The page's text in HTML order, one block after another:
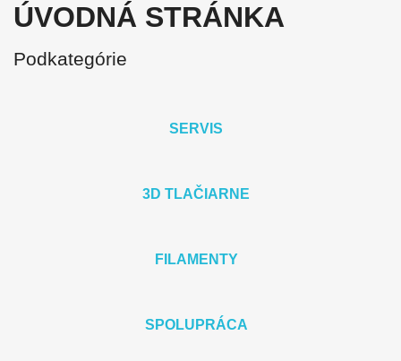
ÚVODNÁ STRÁNKA
Podkategórie
SERVIS
3D TLAČIARNE
FILAMENTY
SPOLUPRÁCA